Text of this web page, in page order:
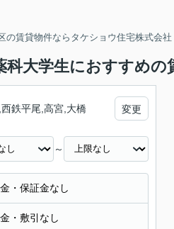
の賃貸物件ならタケショウ住宅株式会社
科大学生におすすめの
鉄平尾,高宮,大橋 変更
～
・保証金なし
・敷引なし